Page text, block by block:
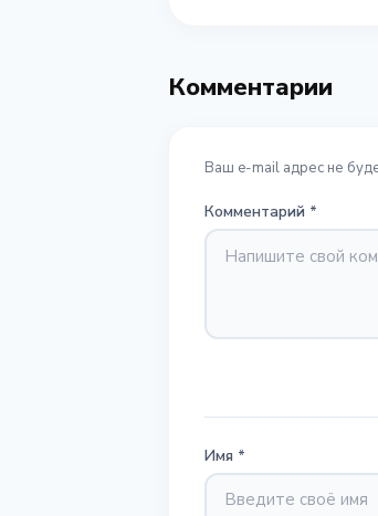
Комментарии
Ваш e-mail адрес не
Комментарий *
Имя *